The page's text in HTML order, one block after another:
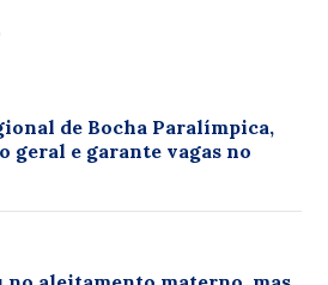
de Bocha Paralímpica,
geral e garante vagas no